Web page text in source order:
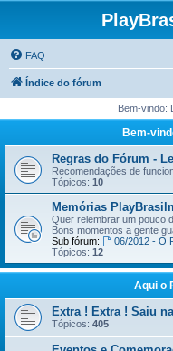
FAQ
Índice do fórum
Bem-vindo:
Bem-
Regras do Fórum -
Recomendações de
Tópicos: 10
Memórias
Quer relembrar um pouco
Bons momentos a gente
Sub fórum:
06/2012 - O
Tópicos: 12
Aqui o
Extra ! Extra ! Saiu
Tópicos: 405